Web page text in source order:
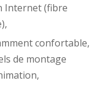
Internet (fibre
confortable,
de montage